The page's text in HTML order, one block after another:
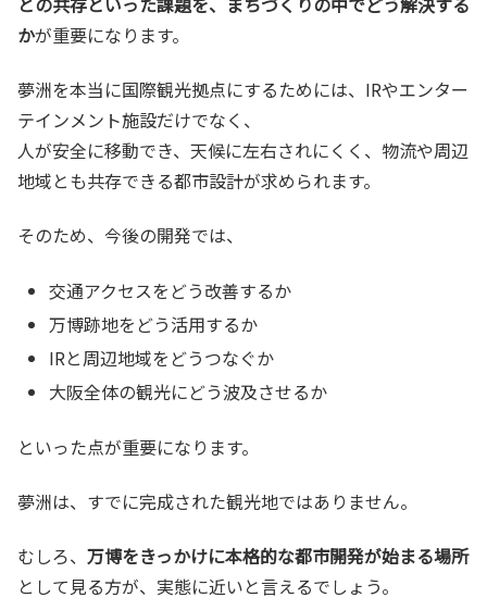
かが重要になります。
夢洲を本当に国際観光拠点にするためには、IRやエンター
テインメント施設だけでなく、
人が安全に移動でき、天候に左右されにくく、物流や周辺
地域とも共存できる都市設計が求められます。
そのため、今後の開発では、
交通アクセスをどう改善するか
万博跡地をどう活用するか
IRと周辺地域をどうつなぐか
大阪全体の観光にどう波及させるか
といった点が重要になります。
夢洲は、すでに完成された観光地ではありません。
むしろ、 万博をきっかけに本格的な都市開発が始まる場所
として見る方が、実態に近いと言えるでしょう。